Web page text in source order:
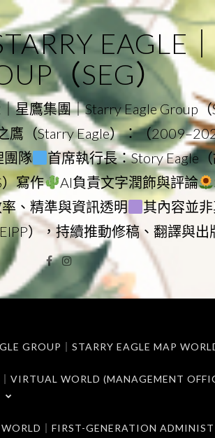
EAGLE
（SEG）
星鷹集團｜Starry Eagle Group（
鷹（Starry Eagle）：（
團隊 首席執行長：Story Eagle（
寫作 AI負責文字潤飾與評論
、精準與資訊透明 其內容並
），持續推動修稿、翻譯與出
Facebook
Instagram
GROUP｜STARRY EAGLE MAP
VIRTUAL WORLD (MANAGEMENT
｜FIRST-GENERATION